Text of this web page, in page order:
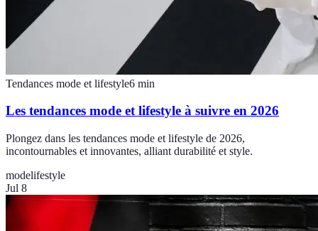
Tendances mode et lifestyle6 min
Les tendances mode et lifestyle à suivre en 2026
Plongez dans les tendances mode et lifestyle de 2026,
incontournables et innovantes, alliant durabilité et style.
modelifestyle
Jul 8